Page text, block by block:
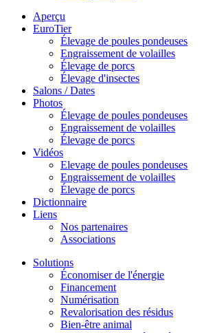
Aperçu
EuroTier
Élevage de poules pondeuses
Engraissement de volailles
Élevage de porcs
Élevage d'insectes
Salons / Dates
Photos
Élevage de poules pondeuses
Engraissement de volailles
Élevage de porcs
Vidéos
Elevage de poules pondeuses
Engraissement de volailles
Élevage de porcs
Dictionnaire
Liens
Nos partenaires
Associations
Solutions
Économiser de l'énergie
Financement
Numérisation
Revalorisation des résidus
Bien-être animal